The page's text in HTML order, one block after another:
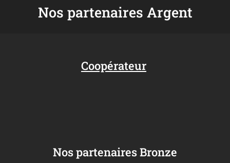
Nos partenaires Argent
Coopérateur
Nos partenaires Bronze